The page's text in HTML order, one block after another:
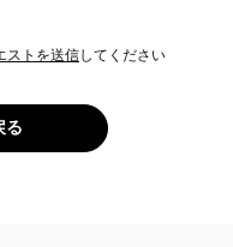
ストを送信してください
る